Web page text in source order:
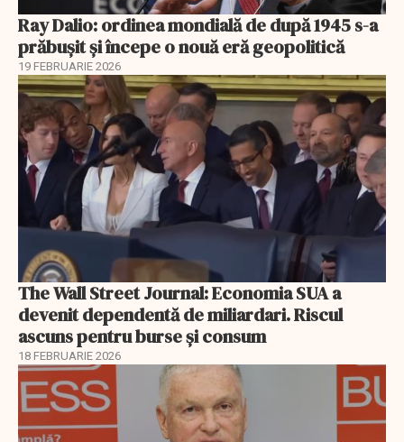
Ray Dalio: ordinea mondială de după 1945 s-a
prăbușit și începe o nouă eră geopolitică
19 FEBRUARIE 2026
The Wall Street Journal: Economia SUA a
devenit dependentă de miliardari. Riscul
ascuns pentru burse și consum
18 FEBRUARIE 2026
EXCLUSIV